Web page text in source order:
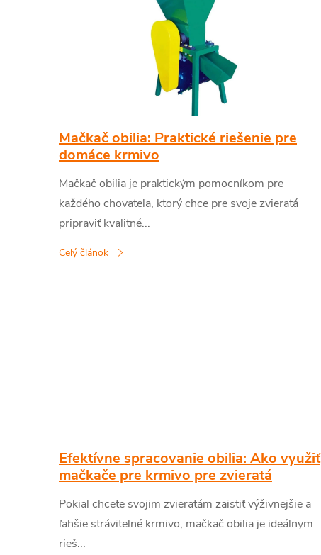
s
č
l
á
n
Mačkač obilia: Praktické riešenie pre
domáce krmivo
Mačkač obilia je praktickým pomocníkom pre
každého chovateľa, ktorý chce pre svoje zvieratá
pripraviť kvalitné...
Celý článok
Efektívne spracovanie obilia: Ako využiť
mačkače pre krmivo pre zvieratá
Pokiaľ chcete svojim zvieratám zaistiť výživnejšie a
ľahšie stráviteľné krmivo, mačkač obilia je ideálnym
rieš...